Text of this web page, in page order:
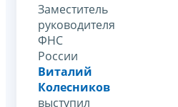
Заместитель
руководителя
ФНС
России
Виталий
Колесников
выступил